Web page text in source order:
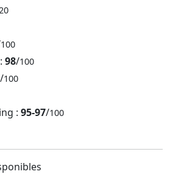
20
100
98/100
/100
: 95-97/100